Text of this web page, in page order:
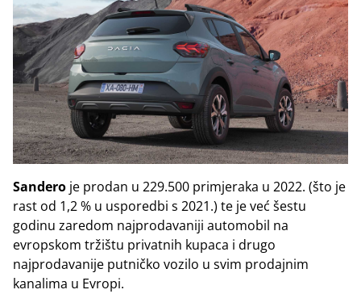
Sandero je prodan u 229.500 primjeraka u 2022. (što je
rast od 1,2 % u usporedbi s 2021.) te je već šestu
godinu zaredom najprodavaniji automobil na
evropskom tržištu privatnih kupaca i drugo
najprodavanije putničko vozilo u svim prodajnim
kanalima u Evropi.